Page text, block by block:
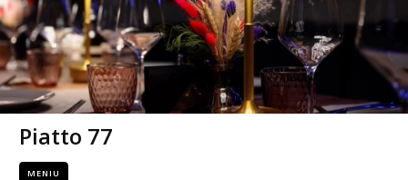
Piatto 77
MENIU